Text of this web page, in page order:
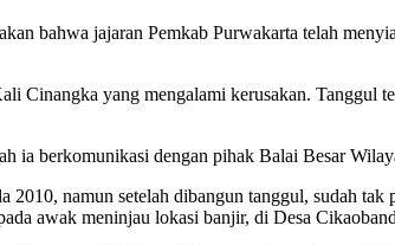
bahwa jajaran Pemkab Purwakarta telah
Cinangka yang mengalami kerusakan.
ia berkomunikasi dengan pihak Balai Besar
2010, namun setelah dibangun tanggul, sudah
awak meninjau lokasi banjir, di Desa